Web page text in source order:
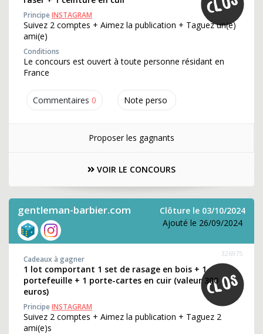
Commentaires 0 Note perso
PrincipeINSTAGRAM
Suivez 2 comptes + Aimez la publication + Taguez un(e)
ami(e)
Conditions
Le concours est ouvert à toute personne résidant en
France
Proposer les gagnants
VOIR LE CONCOURS
gentleman-barbier.com
Clôture le 03/10/2024
Ajouté le 26/09/2024
326975
Cadeaux à gagner
1 lot comportant 1 set de rasage en bois + 1
portefeuille + 1 porte-cartes en cuir (valeur 300
euros)
PrincipeINSTAGRAM
Suivez 2 comptes + Aimez la publication + Taguez 2
ami(e)s